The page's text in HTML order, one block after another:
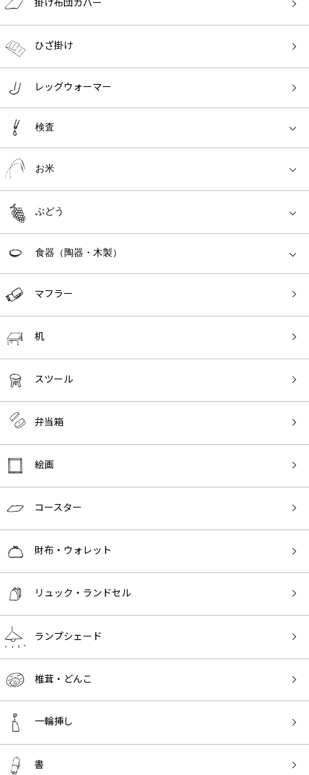
ひざ掛け
レッグウォーマー
検査
お米
ぶどう
食器（陶器・木製）
マフラー
机
スツール
弁当箱
絵画
コースター
財布・ウォレット
リュック・ランドセル
ランプシェード
椎茸・どんこ
一輪挿し
書